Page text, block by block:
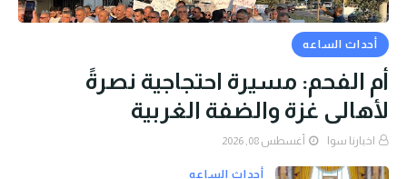
أحداث الساعه
أم الفحم: مسيرة احتجاجية نصرةً
لأهالي غزة والضفة الغربية
اخبارنا سوا أغسطس 08, 2026
أحداث الساعه